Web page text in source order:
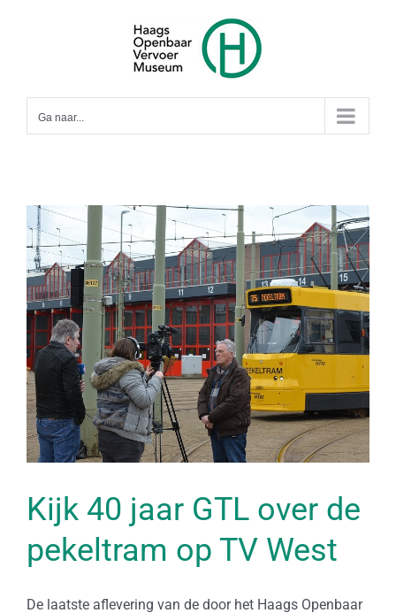
Ga naar...
Kijk 40 jaar GTL over de
pekeltram op TV West
De laatste aflevering van de door het Haags Openbaar